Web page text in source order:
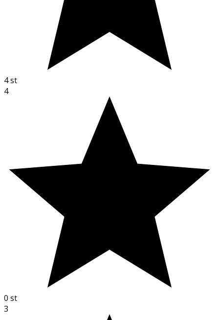
4st
4
0 st
3